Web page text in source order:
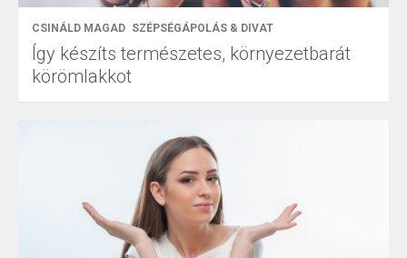
CSINÁLD MAGAD SZÉPSÉGÁPOLÁS & DIVAT
Így készíts természetes, környezetbarát
körömlakkot